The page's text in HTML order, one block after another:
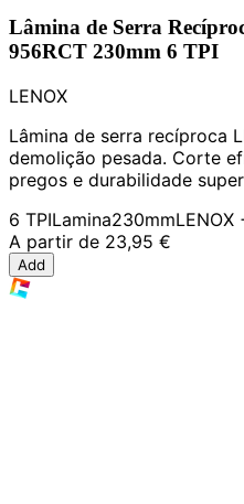
Lâmina de Serra
956RCT 230mm 6 TPI
LENOX
Lâmina de serra recíproca
demolição pesada. Corte
pregos e durabilidade
6 TPILamina230mmLENOX
A partir de 23,95 €
Add